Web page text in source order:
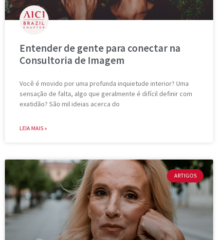
Entender de gente para conectar na
Consultoria de Imagem
Você é movido por uma profunda inquietude interior? Uma
sensação de falta, algo que geralmente é difícil definir com
exatidão? São mil ideias acerca do
LEIA MAIS »
ARTIGOS